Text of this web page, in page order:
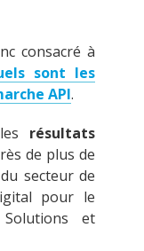
consacré à
sont les
API.
résultats
de plus de
secteur de
pour le
et